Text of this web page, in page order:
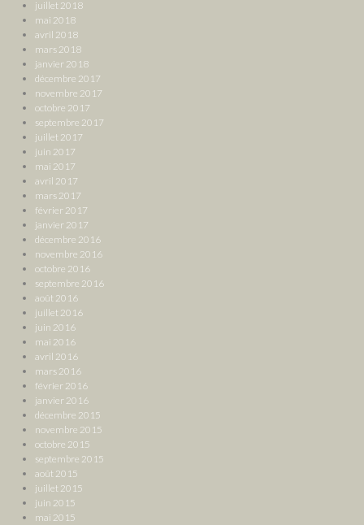
juillet 2018
mai 2018
avril 2018
mars 2018
janvier 2018
décembre 2017
novembre 2017
octobre 2017
septembre 2017
juillet 2017
juin 2017
mai 2017
avril 2017
mars 2017
février 2017
janvier 2017
décembre 2016
novembre 2016
octobre 2016
septembre 2016
août 2016
juillet 2016
juin 2016
mai 2016
avril 2016
mars 2016
février 2016
janvier 2016
décembre 2015
novembre 2015
octobre 2015
septembre 2015
août 2015
juillet 2015
juin 2015
mai 2015